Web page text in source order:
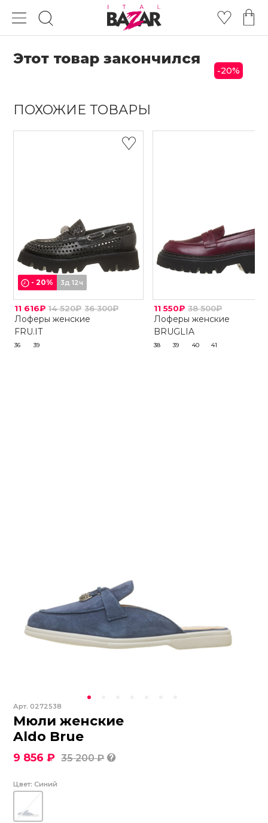
Этот товар закончился
ПОХОЖИЕ ТОВАРЫ
-20% 3д 12ч
11 616₽ 14 520₽ 36 300₽
Лоферы женские
FRU.IT
36 39
11 550₽ 38 500₽
Лоферы женские
BRUGLIA
38 39 40 41
-20%
Арт.0272538
Мюли женские
Aldo Brue
9 856 ₽ 35 200 ₽
Цвет: Синий